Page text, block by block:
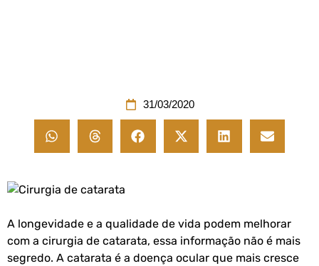
31/03/2020
A longevidade e a qualidade de vida podem melhorar
com a cirurgia de catarata, essa informação não é mais
segredo. A catarata é a doença ocular que mais cresce